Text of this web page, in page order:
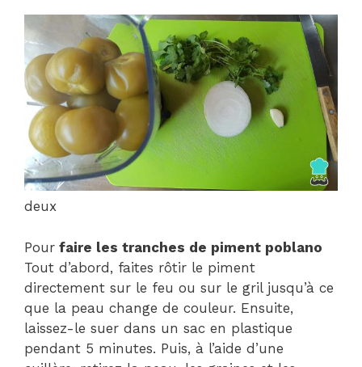
deux
Pour faire les tranches de piment poblano
Tout d’abord, faites rôtir le piment
directement sur le feu ou sur le gril jusqu’à ce
que la peau change de couleur. Ensuite,
laissez-le suer dans un sac en plastique
pendant 5 minutes. Puis, à l’aide d’une